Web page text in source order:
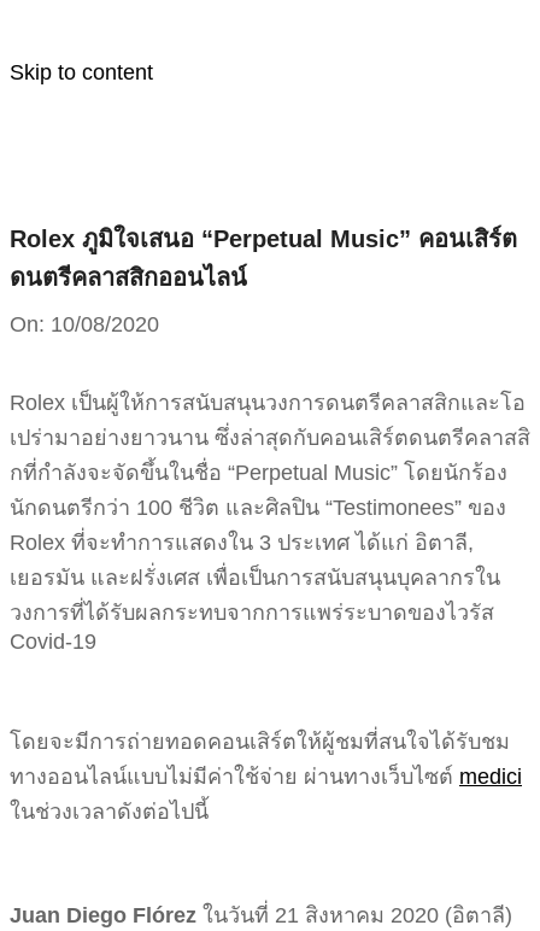
Skip to content
Rolex ภูมิใจเสนอ “Perpetual Music” คอนเสิร์ต
ดนตรีคลาสสิกออนไลน์
On: 10/08/2020
Rolex เป็นผู้ให้การสนับสนุนวงการดนตรีคลาสสิกและโอ
เปร่ามาอย่างยาวนาน ซึ่งล่าสุดกับคอนเสิร์ตดนตรีคลาสสิ
กที่กำลังจะจัดขึ้นในชื่อ “Perpetual Music” โดยนักร้อง
นักดนตรีกว่า 100 ชีวิต และศิลปิน “Testimonees” ของ
Rolex ที่จะทำการแสดงใน 3 ประเทศ ได้แก่ อิตาลี,
เยอรมัน และฝรั่งเศส เพื่อเป็นการสนับสนุนบุคลากรใน
วงการที่ได้รับผลกระทบจากการแพร่ระบาดของไวรัส
Covid-19
โดยจะมีการถ่ายทอดคอนเสิร์ตให้ผู้ชมที่สนใจได้รับชม
ทางออนไลน์แบบไม่มีค่าใช้จ่าย ผ่านทางเว็บไซต์ medici
ในช่วงเวลาดังต่อไปนี้
Juan Diego Flórez ในวันที่ 21 สิงหาคม 2020 (อิตาลี)